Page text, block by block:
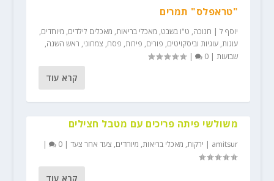
"טראפלס" תמרים
יוסף ל| חנוכה, ט"ו בשבט, מאכלי בריאות, מאכלים לילדים, מיוחדים,
עוגות, עוגיות וביסקויטים, פורים, פירות, פסח, צמחוני, ראש השנה,
שבועות|
0
|
קרא עוד
משולשי פיתה פריכים עם מטבל חצילים
amitsur
| ירקות, מאכלי בריאות, מיוחדים, צעד אחר צעד|
0
|
קרא עוד